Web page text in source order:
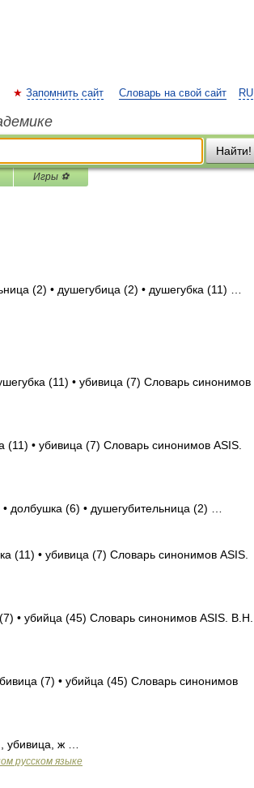
RU
Запомнить сайт Словарь на свой сайт
Найти!
Игры ⚽
(2) • душегубица (2) • душегубка (11) …
(11) • убивица (7) Словарь синонимов
• убивица (7) Словарь синонимов ASIS.
долбушка (6) • душегубительница (2) …
(11) • убивица (7) Словарь синонимов ASIS.
• убийца (45) Словарь синонимов ASIS. В.Н.
(7) • убийца (45) Словарь синонимов
убивица, ж …
русском языке